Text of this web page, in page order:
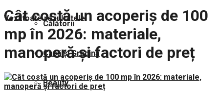
Călătorii
Casă și Grădină
Beauty
Vezi toate rezultatele
Cât costă un acoperiș de 100
mp în 2026: materiale,
manoperă și factori de preț